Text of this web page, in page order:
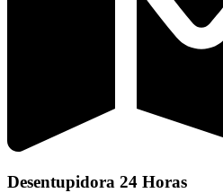
Desentupidora 24 Horas